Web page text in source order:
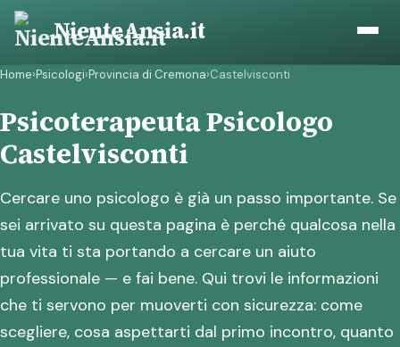
Vai
contenuto
NienteAnsia.it
Home›Psicologi›Provincia di Cremona›Castelvisconti
Psicoterapeuta Psicologo
Castelvisconti
Cercare uno psicologo è già un passo importante. Se
sei arrivato su questa pagina è perché qualcosa nella
tua vita ti sta portando a cercare un aiuto
professionale — e fai bene. Qui trovi le informazioni
che ti servono per muoverti con sicurezza: come
scegliere, cosa aspettarti dal primo incontro, quanto